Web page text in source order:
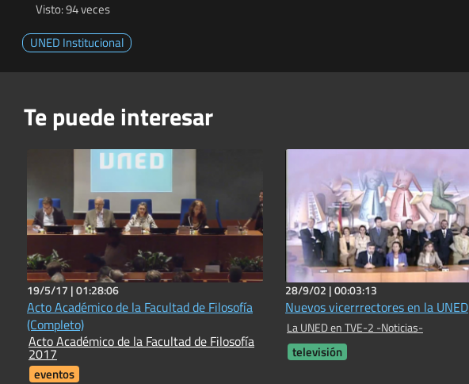
Visto: 94 veces
UNED Institucional
Te puede interesar
19/5/17 |01:28:06
Acto Académico de la Facultad de Filosofía
(Completo)
Acto Académico de la Facultad de Filosofía
2017
eventos
28/9/02 |00:03:13
Nuevos vicerrrectores en la UNED
La UNED en TVE-2 -Noticias-
televisión